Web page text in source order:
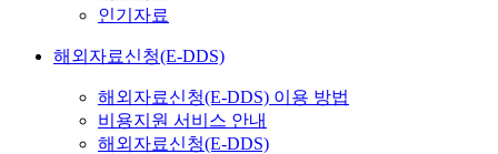
인기자료
해외자료신청(E-DDS)
해외자료신청(E-DDS) 이용 방법
비용지원 서비스 안내
해외자료신청(E-DDS)